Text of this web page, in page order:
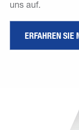
uns auf.
ERFAHREN SIE